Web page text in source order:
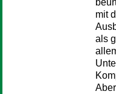
mit
als